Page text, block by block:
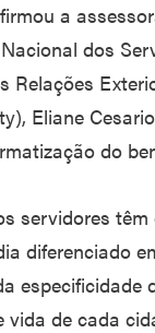
a
dos
Relações
Eliane
do
servidores
diferenciado
especificidade
vida de cada